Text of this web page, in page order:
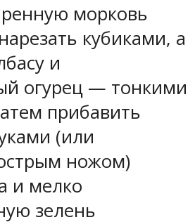
морковь
кубиками, а
и
огурец — тонкими
прибавить
(или
ножом)
и мелко
зелень